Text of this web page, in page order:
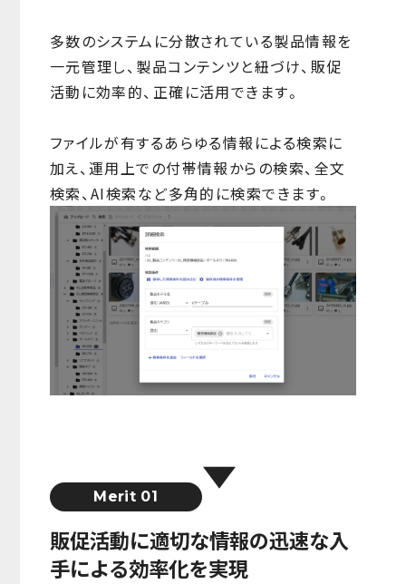
多数のシステムに分散されている製品情報を
一元管理し、製品コンテンツと紐づけ、販促
活動に効率的、正確に活用できます。
ファイルが有するあらゆる情報による検索に
加え、運用上での付帯情報からの検索、全文
検索、AI検索など多角的に検索できます。
Merit 01
販促活動に適切な情報の迅速な入
手による効率化を実現